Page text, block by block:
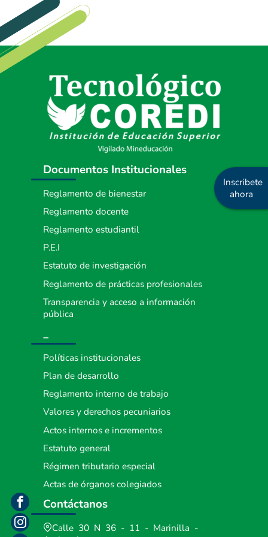
Inscribete
ahora
Diálogos Plurales
Recursos Digitales
Foro de Educación
Documentos Institucionales
Reglamento de bienestar
Reglamento docente
Reglamento estudiantil
P.E.I
Estatuto de investigación
Reglamento de prácticas profesionales
Transparencia y acceso a información
pública
_
Políticas institucionales
Plan de desarrollo
Reglamento interno de trabajo
Valores y derechos pecuniarios
Actos internos e incrementos
Estatuto general
Régimen tributario especial
Actas de órganos colegiados
Contáctanos
Calle 30 N 36 - 11 - Marinilla -